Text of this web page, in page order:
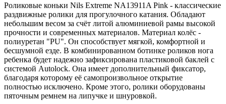
Роликовые коньки Nils Extreme NA13911A Pink - классические
раздвижные ролики для прогулочного катания. Обладают
небольшим весом за счёт литой алюминиевой рамы высокой
прочности и современных материалов. Материал колёс -
полиуретан "PU". Он способствует мягкой, комфортной и
бесшумной езде. В комбинированном ботинке роликов нога
ребенка будет надежно зафиксирована пластиковой баклей с
системой Autolock. Она имеет дополнительный фиксатор,
благодаря которому её самопроизвольное открытие
полностью исключено. Кроме этого, ролики оборудованы
пяточным ремнем на липучке и шнуровкой.